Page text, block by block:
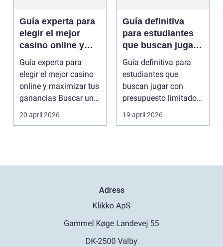
Guía experta para
elegir el mejor
casino online y
maximizar tus
ganancias
Guía experta para
elegir el mejor casino
online y maximizar tus
ganancias Buscar un
sitio de jueg...
20 april 2026
Guía definitiva
para estudiantes
que buscan jugar
con presupuesto
limitado en Casino
Online
Guía definitiva para
estudiantes que
buscan jugar con
presupuesto limitado
en Casino Online Los
19 april 2026
Adress